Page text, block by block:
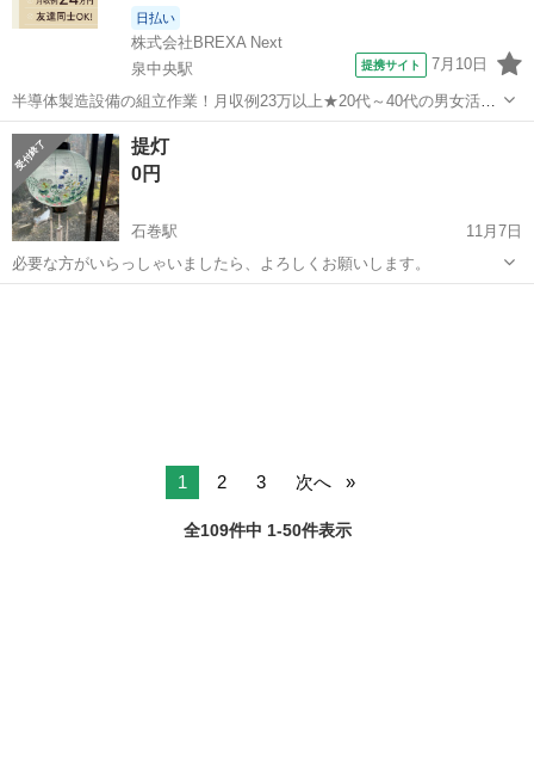
日払い
株式会社BREXA Next
泉中央駅
提携サイト 7月10日
半導体製造設備の組立作業！月収例23万以上★20代～40代の男女活躍
中中！社会保険完備！送迎あり！◎マイカー通勤OK＆無料駐車場完
備！作業着無償貸与◎食堂利用可★《宮城県黒川郡大和町》 人気の工
場のお仕事 ◇半導体製造設備...
宮城 泉中央駅
提灯
0円
石巻駅
11月7日
必要な方がいらっしゃいましたら、よろしくお願いします。
1 2 3 次へ
全109件中 1-50件表示